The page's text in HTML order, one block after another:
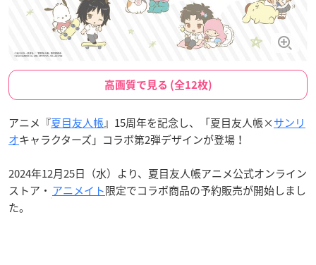
高画質で見る (全12枚)
アニメ『夏目友人帳』15周年を記念し、「夏目友人帳×サンリ
オキャラクターズ」コラボ第2弾デザインが登場！
2024年12月25日（水）より、夏目友人帳アニメ公式オンライン
ストア・ アニメイト限定でコラボ商品の予約販売が開始しまし
た。